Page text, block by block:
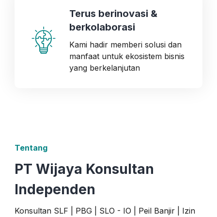
Terus berinovasi &
berkolaborasi
Kami hadir memberi solusi dan
manfaat untuk ekosistem bisnis
yang berkelanjutan
Tentang
PT Wijaya Konsultan
Independen
Konsultan SLF | PBG | SLO - IO | Peil Banjir | Izin